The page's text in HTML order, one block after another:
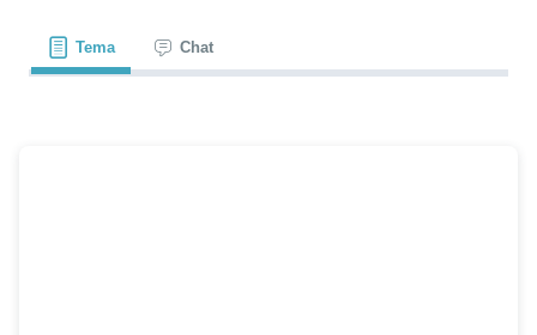
Tema Chat